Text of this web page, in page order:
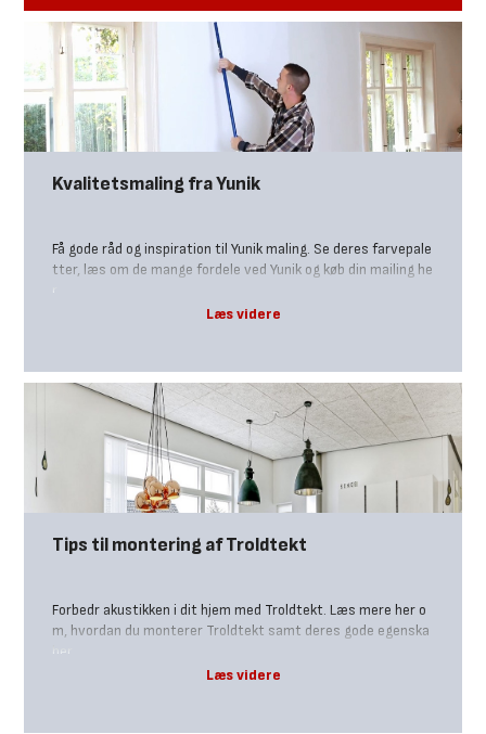
Kvalitetsmaling fra Yunik
Få gode råd og inspiration til Yunik maling. Se deres farvepale
tter, læs om de mange fordele ved Yunik og køb din mailing he
r.
Tips til montering af Troldtekt
Forbedr akustikken i dit hjem med Troldtekt. Læs mere her o
m, hvordan du monterer Troldtekt samt deres gode egenska
ber.